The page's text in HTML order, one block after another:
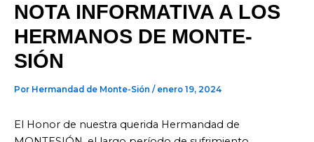
NOTA INFORMATIVA A LOS
HERMANOS DE MONTE-
SIÓN
Por Hermandad de Monte-Sión / enero 19, 2024
El Honor de nuestra querida Hermandad de